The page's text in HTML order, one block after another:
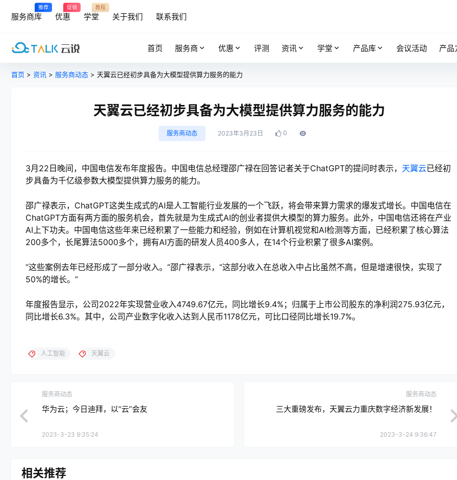
推荐
服务商库
促销
优惠
教程
学堂 关于我们 联系我们
首页 服务商 优惠 评测 资讯 学堂 产品库 会议活动 产品
首页 > 资讯 > 服务商动态 > 天翼云已经初步具备为大模型提供算力服务的能力
天翼云已经初步具备为大模型提供算力服务的能力
服务商动态 2023年3月23日 0
3月22日晚间，中国电信发布年度报告。中国电信总经理邵广禄在回答记者关于ChatGPT的提问时表示， 天翼云已经初
步具备为千亿级参数大模型提供算力服务的能力。
邵广禄表示，ChatGPT这类生成式的AI是人工智能行业发展的一个飞跃，将会带来算力需求的爆发式增长。中国电信在
ChatGPT方面有两方面的服务机会，首先就是为生成式AI的创业者提供大模型的算力服务。此外，中国电信还将在产业
AI上下功夫。中国电信这些年来已经积累了一些能力和经验，例如在计算机视觉和AI检测等方面，已经积累了核心算法
200多个，长尾算法5000多个，拥有AI方面的研发人员400多人，在14个行业积累了很多AI案例。
“这些案例去年已经形成了一部分收入。”邵广禄表示，“这部分收入在总收入中占比虽然不高，但是增速很快，实现了
50%的增长。”
年度报告显示，公司2022年实现营业收入4749.67亿元，同比增长9.4%；归属于上市公司股东的净利润275.93亿元，
同比增长6.3%。其中，公司产业数字化收入达到人民币1178亿元，可比口径同比增长19.7%。
人工智能 天翼云
服务商动态
华为云；今日迪拜，以“云”会友
2023-3-23 9:35:24
服务商动态
三大重磅发布，天翼云力重庆数字经济新发展！
2023-3-24 9:36:47
相关推荐